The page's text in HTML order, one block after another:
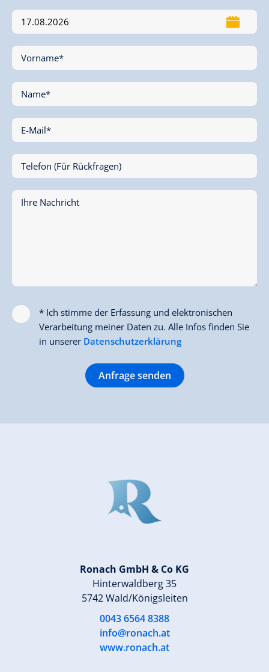
Vorname*
Name*
E-Mail*
Telefon (Für Rückfragen)
Ihre Nachricht
* Ich stimme der Erfassung und elektronischen
Verarbeitung meiner Daten zu. Alle Infos finden Sie
in unserer Datenschutzerklärung
Anfrage senden
Ronach GmbH & Co KG
Hinterwaldberg 35
5742 Wald/Königsleiten
0043 6564 8388
info@ronach.at
www.ronach.at